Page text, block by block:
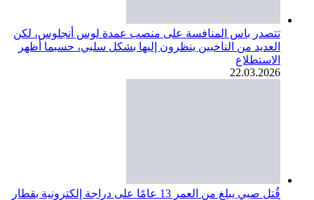
تتصدر باس المنافسة على منصب عمدة لوس أنجلوس، لكن
العديد من الناخبين ينظرون إليها بشكل سلبي، حسبما أظهر
الاستطلاع
22.03.2026
قُتل صبي يبلغ من العمر 13 عامًا على دراجة إلكترونية بقطار